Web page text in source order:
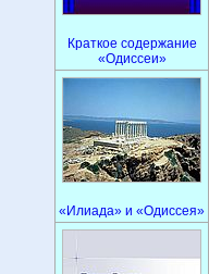
Краткое содержание
«Одиссеи»
«Илиада» и «Одиссея»